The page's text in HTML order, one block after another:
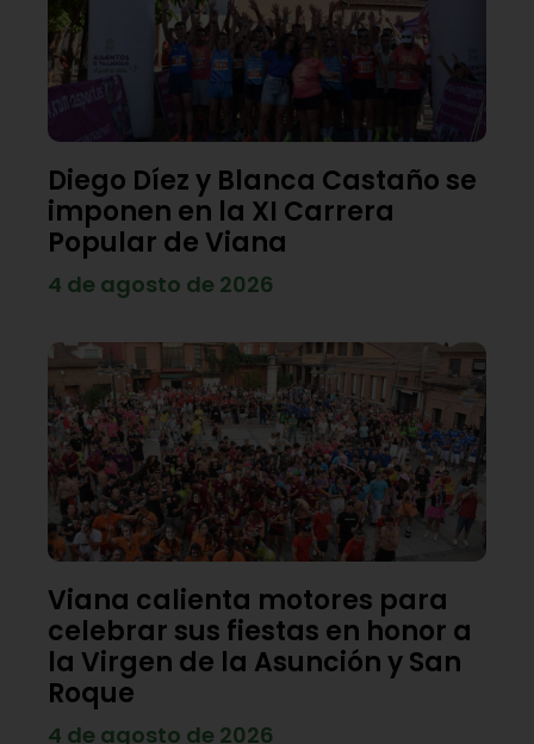
Diego Díez y Blanca Castaño se
imponen en la XI Carrera
Popular de Viana
4 de agosto de 2026
Viana calienta motores para
celebrar sus fiestas en honor a
la Virgen de la Asunción y San
Roque
4 de agosto de 2026